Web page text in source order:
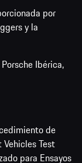
por
y la
Ibérica,
de
Test
para Ensayos